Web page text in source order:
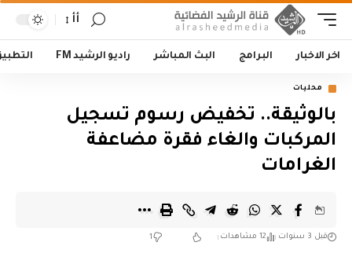
أأ
اخر الاخبار البرامج البث المباشر راديو الرشيد FM
محليات
بالوثيقة.. تخفيض رسوم تسجيل
المركبات والغاء فقرة مضاعفة
الغرامات
قبل 3 سنوات 12 مشاهدات 1